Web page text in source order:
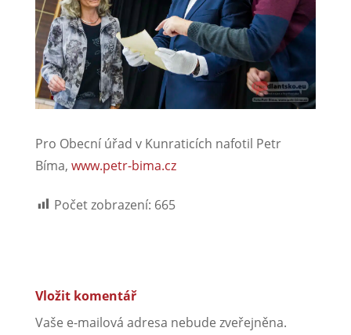
Pro Obecní úřad v Kunraticích nafotil Petr
Bíma, www.petr-bima.cz
Počet zobrazení: 665
Vložit komentář
Vaše e-mailová adresa nebude zveřejněna.